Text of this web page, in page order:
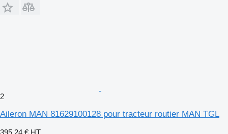
2
Aileron MAN 81629100128 pour tracteur routier MAN TGL
395,24 € HT